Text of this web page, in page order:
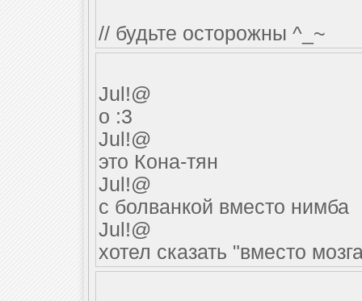
// будьте осторожны ^_~
Jul!@
о :3
Jul!@
это Кона-тян
Jul!@
с болванкой вместо нимба
Jul!@
хотел сказать "вместо